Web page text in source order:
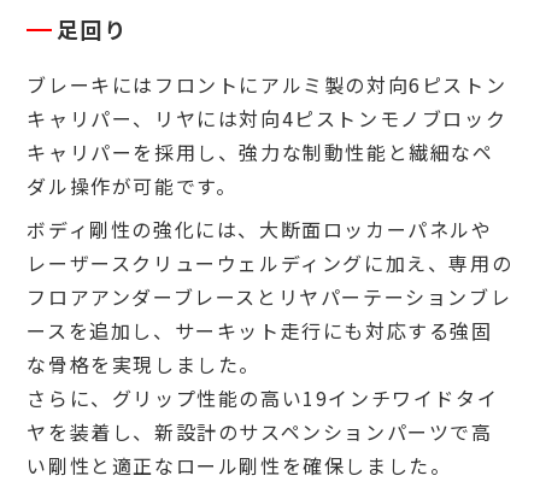
足回り
ブレーキにはフロントにアルミ製の対向6ピストン
キャリパー、リヤには対向4ピストンモノブロック
キャリパーを採用し、強力な制動性能と繊細なペ
ダル操作が可能です。
ボディ剛性の強化には、大断面ロッカーパネルや
レーザースクリューウェルディングに加え、専用の
フロアアンダーブレースとリヤパーテーションブレ
ースを追加し、サーキット走行にも対応する強固
な骨格を実現しました。
さらに、グリップ性能の高い19インチワイドタイ
ヤを装着し、新設計のサスペンションパーツで高
い剛性と適正なロール剛性を確保しました。